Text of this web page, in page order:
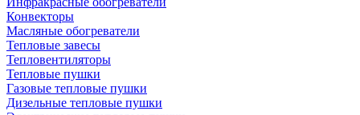
Конвекторы
Масляные обогреватели
Тепловые завесы
Тепловентиляторы
Тепловые пушки
Газовые тепловые пушки
Дизельные тепловые пушки